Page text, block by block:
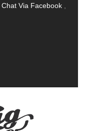
Chat Via Facebook